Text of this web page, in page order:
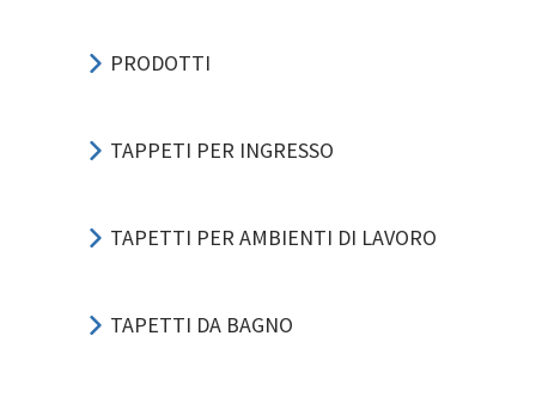
PRODOTTI
TAPPETI PER INGRESSO
TAPETTI PER AMBIENTI DI LAVORO
TAPETTI DA BAGNO